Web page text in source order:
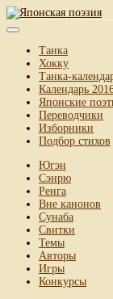
Танка
Хокку
Танка-
Календарь
Японские
Переводчики
Изборники
Подбор стихов
Югэн
Сэнрю
Ренга
Вне канонов
Сунаба
Свитки
Темы
Авторы
Игры
Конкурсы